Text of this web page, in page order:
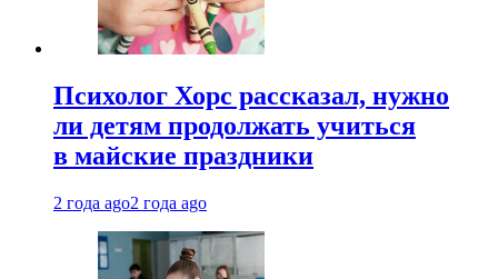
Психолог Хорс рассказал, нужно
ли детям продолжать учиться
в майские праздники
2 года ago2 года ago